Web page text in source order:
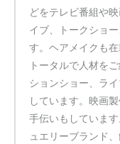
どをテレビ番組や
イブ、トークショ
す。ヘアメイクも
トータルで人材を
ションショー、ラ
しています。映画
手伝いもしていま
ュエリーブランド、